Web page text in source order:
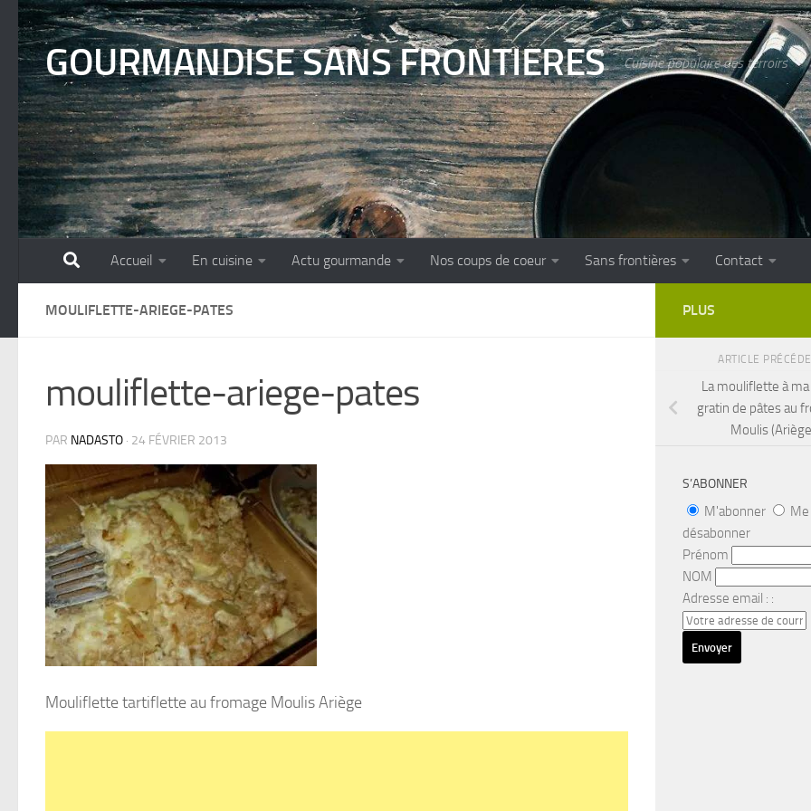
Skip to content
GOURMANDISE SANS FRONTIERES Cuisine populaire des terroirs
Accueil En cuisine Actu gourmande Nos coups de coeur Sans frontières Contact
MOULIFLETTE-ARIEGE-PATES
mouliflette-ariege-pates
PAR NADASTO · 24 FÉVRIER 2013
Mouliflette tartiflette au fromage Moulis Ariège
PLUS
ARTICLE
La mouliflette à ma
gratin de pâtes au
Moulis
S’ABONNER
M'abonner
Me
désabonner
Prénom
NOM
Adresse email : :